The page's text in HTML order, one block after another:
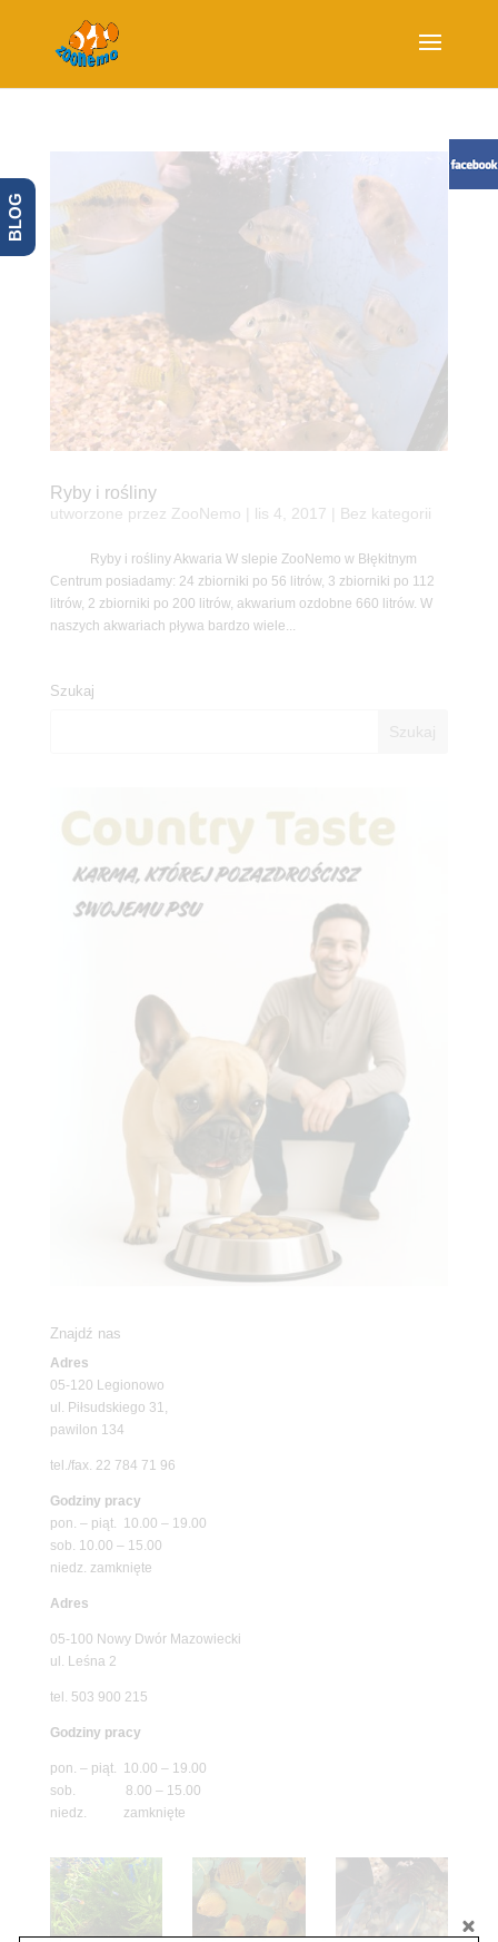
Ryby i rośliny
utworzone przez ZooNemo lis 4, 2017 | Bez kategorii
Ryby i rośliny Akwaria W slepie ZooNemo w Błękitnym
Centrum posiadamy: 24 zbiorniki po 56 litrów, 3 zbiorniki po 112
litrów, 2 zbiorniki po 200 litrów, akwarium ozdobne 660 litrów. W
naszych akwariach pływa bardzo wiele...
Szukaj
Znajdź nas
Adres
05-120 Legionowo
ul. Piłsudskiego 31,
pawilon 134
tel./fax. 22 784 71 96
Godziny pracy
pon. – piąt. 10.00 – 19.00
sob. 10.00 – 15.00
niedz. zamknięte
Adres
05-100 Nowy Dwór Mazowiecki
ul. Leśna 2
tel. 503 900 215
Godziny pracy
pon. – piąt. 10.00 – 19.00
sob. 8.00 – 15.00
niedz. zamknięte
BLOG